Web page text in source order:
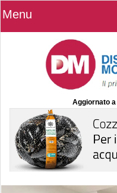
Menu
Aggiornato a